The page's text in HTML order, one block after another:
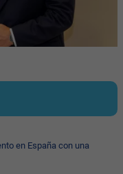
en España con una